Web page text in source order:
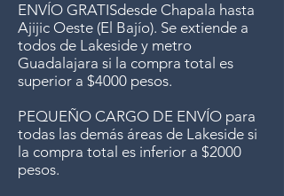
ENVÍO GRATISdesde Chapala hasta
Ajijic Oeste (El Bajío). Se extiende a
todos de Lakeside y metro
Guadalajara si la compra total es
superior a $4000 pesos.
PEQUEÑO CARGO DE ENVÍO para
todas las demás áreas de Lakeside si
la compra total es inferior a $2000
pesos.